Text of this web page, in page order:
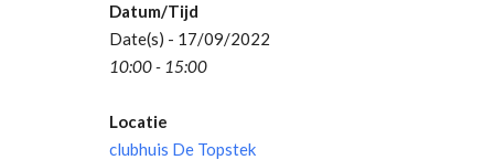
Datum/Tijd
Date(s) - 17/09/2022
10:00 - 15:00
Locatie
clubhuis De Topstek